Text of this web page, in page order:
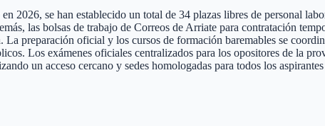
2026, se han establecido un total de 34 plazas libres de personal
las bolsas de trabajo de Correos de Arriate para contratación
preparación oficial y los cursos de formación baremables se
Los exámenes oficiales centralizados para los opositores de la
un acceso cercano y sedes homologadas para todos los